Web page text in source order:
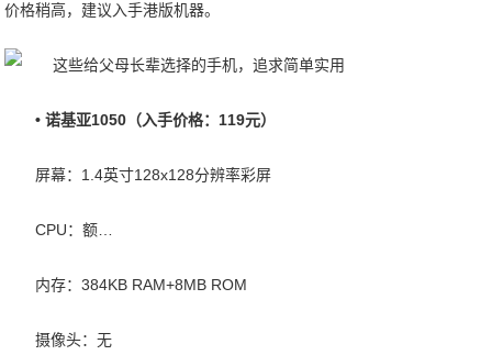
价格稍高，建议入手港版机器。
• 诺基亚1050（入手价格：119元）
屏幕：1.4英寸128x128分辨率彩屏
CPU：额…
内存：384KB RAM+8MB ROM
摄像头：无